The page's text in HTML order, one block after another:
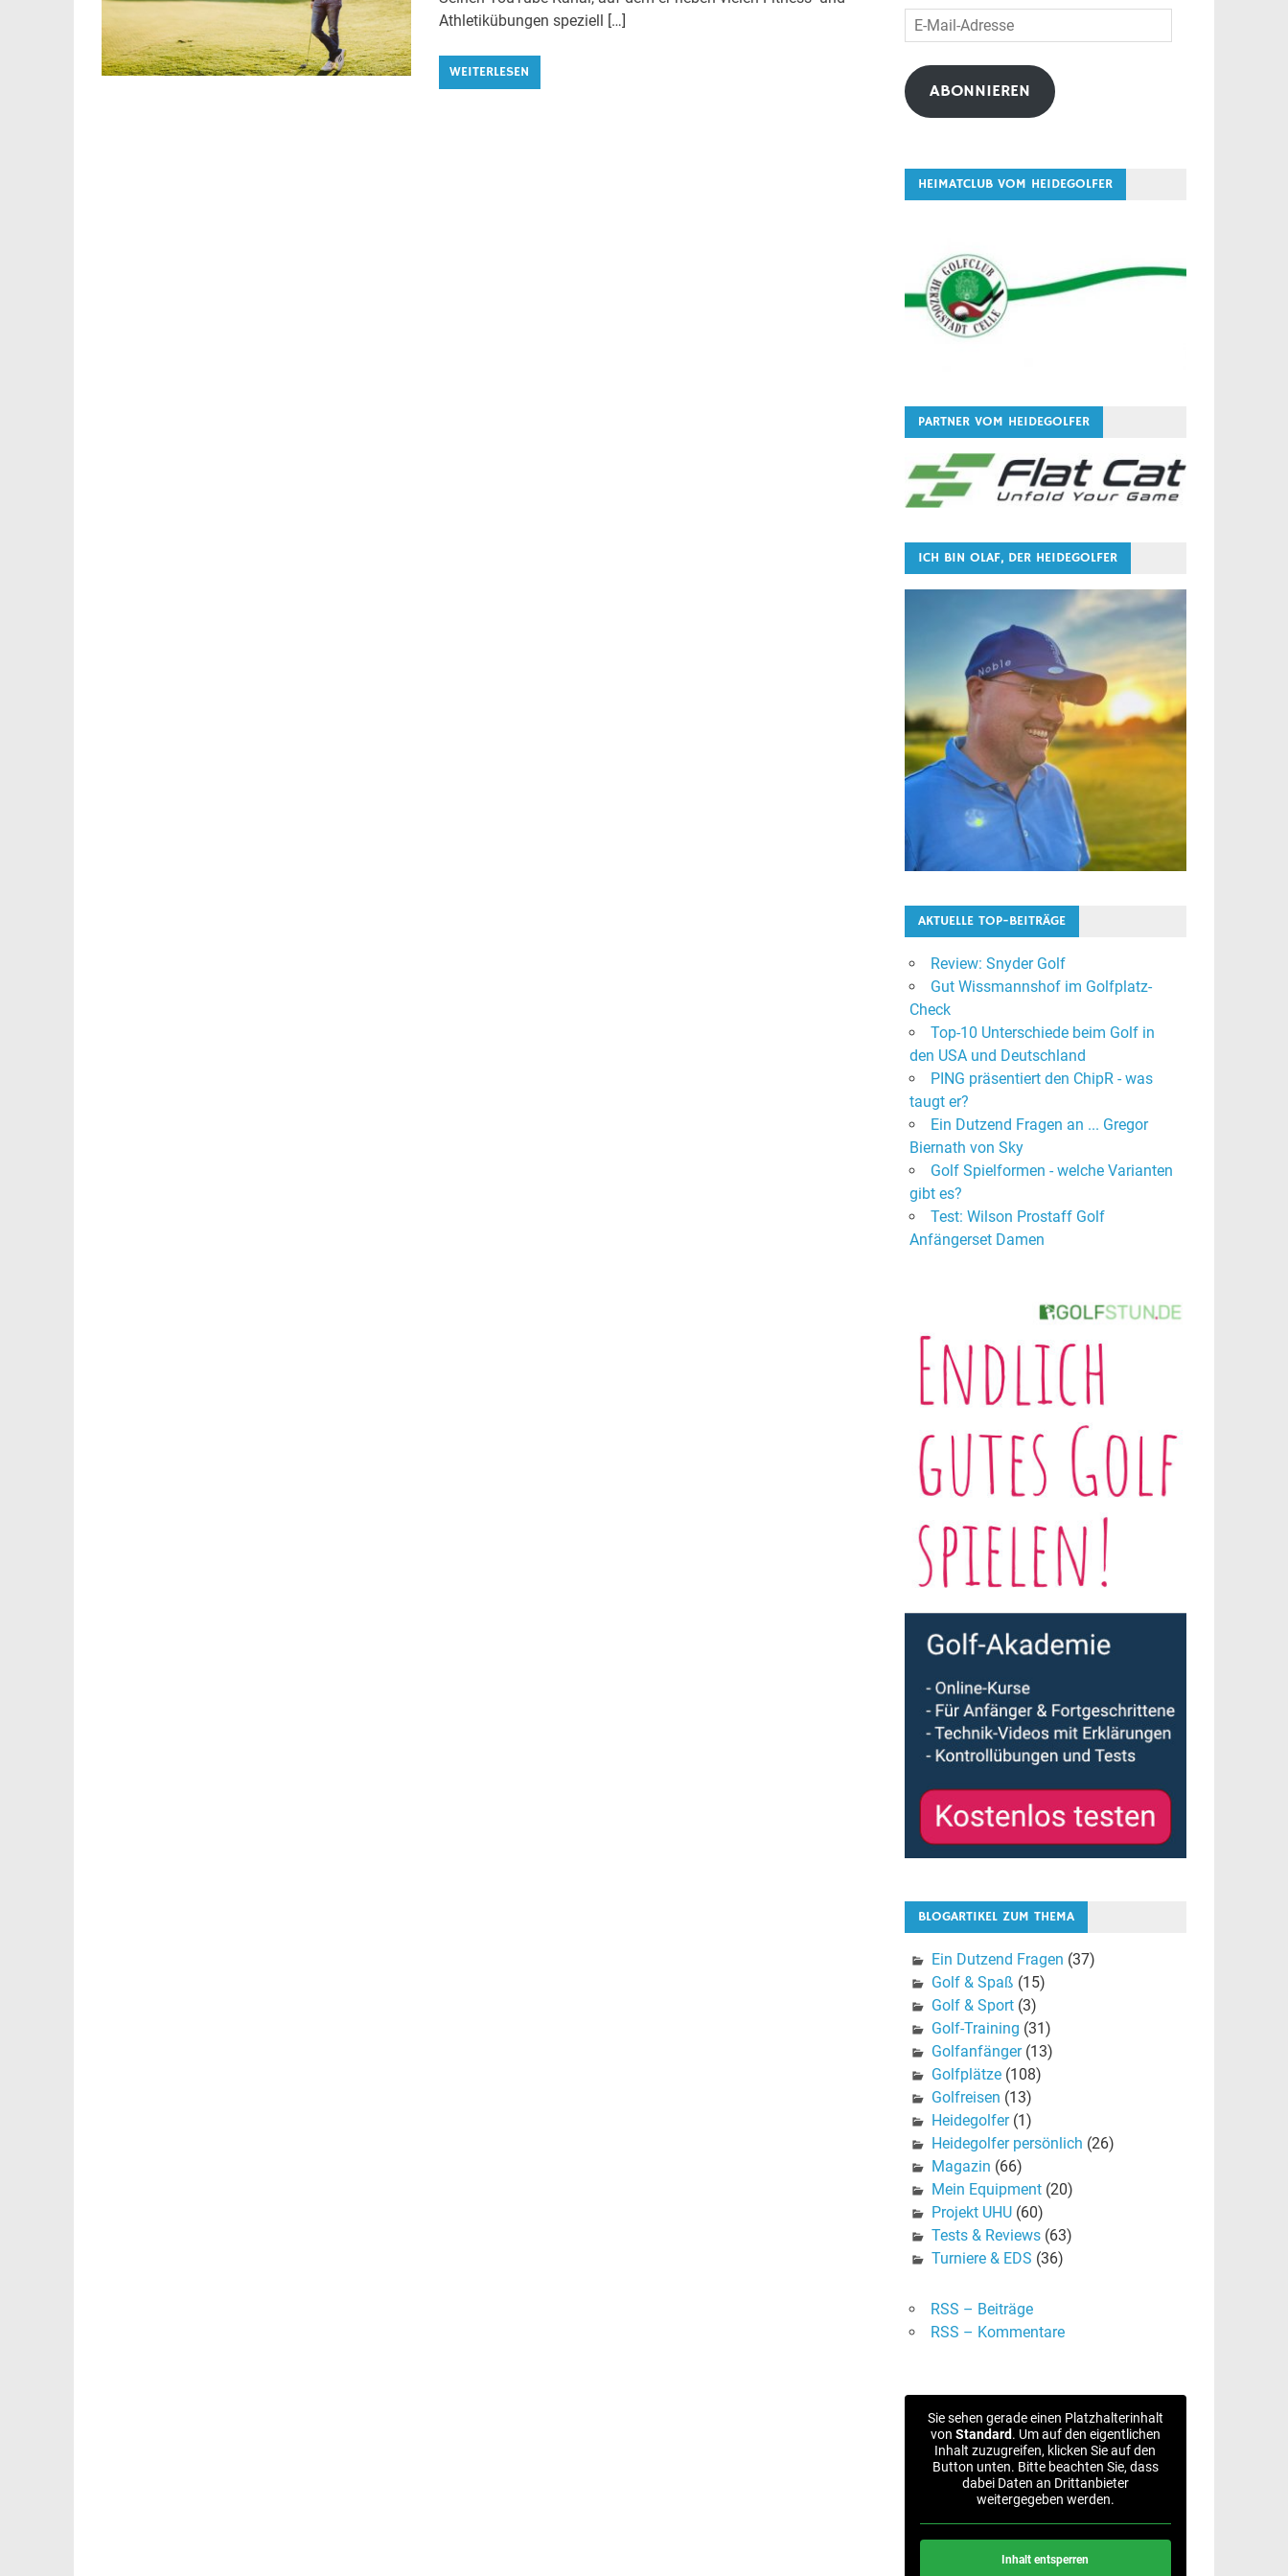
Athletikübungen speziell […]
WEITERLESEN
E-
Mail-
Adresse
ABONNIEREN
HEIMATCLUB VOM HEIDEGOLFER
PARTNER VOM HEIDEGOLFER
ICH BIN OLAF, DER HEIDEGOLFER
AKTUELLE TOP-BEITRÄGE
Review: Snyder Golf
Gut Wissmannshof im Golfplatz-
Check
Top-10 Unterschiede beim Golf in
den USA und Deutschland
PING präsentiert den ChipR - was
taugt er?
Ein Dutzend Fragen an ... Gregor
Biernath von Sky
Golf Spielformen - welche Varianten
gibt es?
Test: Wilson Prostaff Golf
Anfängerset Damen
BLOGARTIKEL ZUM THEMA
Ein Dutzend Fragen (37)
Golf & Spaß (15)
Golf & Sport(3)
Golf-Training (31)
Golfanfänger(13)
Golfplätze(108)
Golfreisen (13)
Heidegolfer(1)
Heidegolfer persönlich (26)
Magazin (66)
Mein Equipment(20)
Projekt UHU(60)
Tests & Reviews(63)
Turniere & EDS (36)
RSS – Beiträge
RSS – Kommentare
Sie sehen gerade einen Platzhalterinhalt
von Standard. Um auf den eigentlichen
Inhalt zuzugreifen, klicken Sie auf den
Button unten. Bitte beachten Sie, dass
dabei Daten an Drittanbieter
weitergegeben werden.
Inhalt entsperren